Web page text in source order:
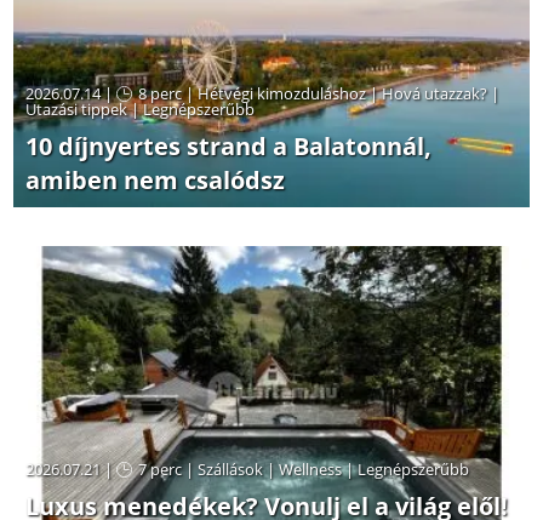
2026.07.14 | 8 perc|Hétvégi kimozduláshoz|Hová utazzak? |
Utazási tippek|Legnépszerűbb
10 díjnyertes strand a Balatonnál,
amiben nem csalódsz
2026.07.21 | 7 perc|Szállások|Wellness|Legnépszerűbb
Luxus menedékek? Vonulj el a világ elől!